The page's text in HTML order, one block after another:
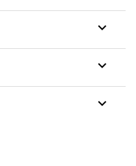
keyboard_arrow_down
keyboard_arrow_down
keyboard_arrow_down